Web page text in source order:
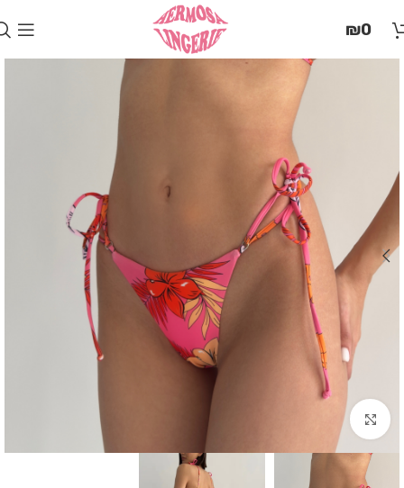
זֶה
הַמְּסַיַּעַת
לִנְגִישׁוּת
הָאֲתָר.
לִפְתִיחַת
תַּפְרִיט
הֵנְּגִישׁוּת
ALT+0
₪0
Click to enlarge